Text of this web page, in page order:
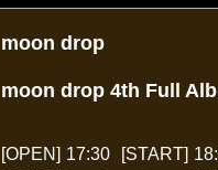
moon drop
moon drop 4th Full
[OPEN] 17:30 [START]